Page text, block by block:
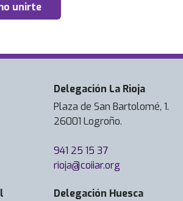
unirte
Delegación La Rioja
Plaza de San Bartolomé, 1.
26001 Logroño.
941 25 15 37
rioja@coiiar.org
Delegación Huesca